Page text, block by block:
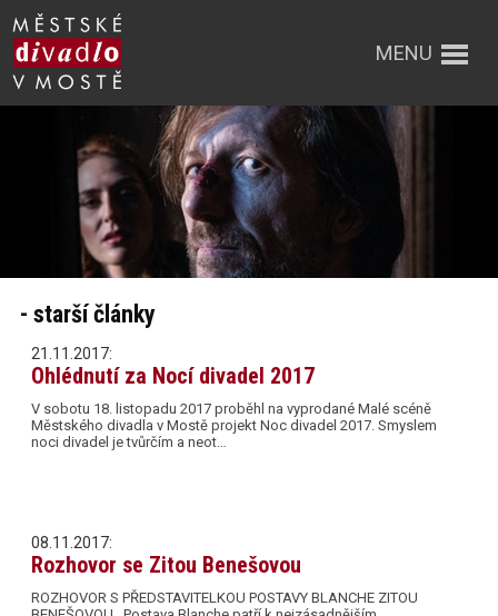
MENU
- starší články
21.11.2017:
Ohlédnutí za Nocí divadel 2017
V sobotu 18. listopadu 2017 proběhl na vyprodané Malé scéně
Městského divadla v Mostě projekt Noc divadel 2017. Smyslem
noci divadel je tvůrčím a neot…
08.11.2017:
Rozhovor se Zitou Benešovou
ROZHOVOR S PŘEDSTAVITELKOU POSTAVY BLANCHE ZITOU